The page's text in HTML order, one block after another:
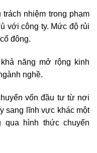
nhiệm trong phạm
với công ty. Mức độ rủi
đông.
năng mở rộng kinh
nghề.
vốn đầu tư từ nơi
sang lĩnh vực khác một
qua hình thức chuyển